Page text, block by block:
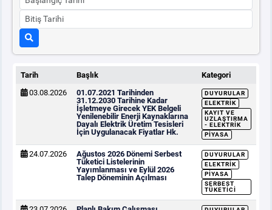
TEMİNAT
BÜLTENLER
DUYURULAR
BT HİZMET YÖNETİM SİSTEMİ POLİTİKAMIZ
Tarih Başlık
Kategori
03.08.2026
01.07.2021 Tarihinden
31.12.2030 Tarihine Kadar
İşletmeye Girecek YEK Belgeli
Yenilenebilir Enerji Kaynaklarına
Dayalı Elektrik Üretim Tesisleri
İçin Uygulanacak Fiyatlar Hk.
DUYURULAR
ELEKTRIK
KAYIT VE
UZLAŞTIRMA
- ELEKTRIK
PIYASA
24.07.2026
Ağustos 2026 Dönemi Serbest
Tüketici Listelerinin
Yayımlanması ve Eylül 2026
Talep Döneminin Açılması
DUYURULAR
ELEKTRIK
PIYASA
SERBEST
TÜKETICI